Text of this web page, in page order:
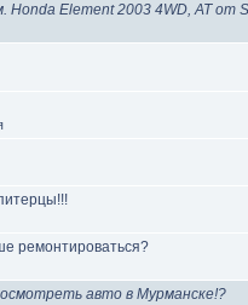
Honda Element 2003 4WD, AT от
ремонтироваться?
авто в Мурманске!?